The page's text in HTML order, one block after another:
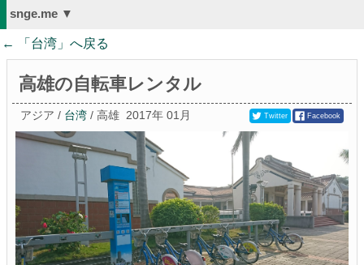
snge.me ▼
← 「 台湾 」へ戻る
高雄の自転車レンタル
アジア / 台湾 / 高雄 2017年 01月 Twitter Facebook